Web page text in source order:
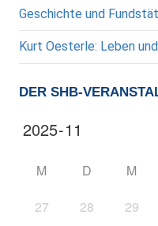
Geschichte und
Kurt Oesterle: Leben
DER SHB-
M D M
27 28 29